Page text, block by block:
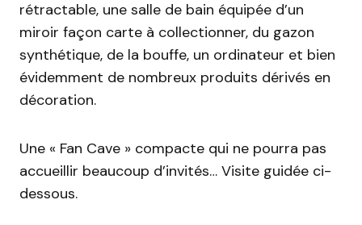
rétractable, une salle de bain équipée d’un
miroir façon carte à collectionner, du gazon
synthétique, de la bouffe, un ordinateur et bien
évidemment de nombreux produits dérivés en
décoration.
Une « Fan Cave » compacte qui ne pourra pas
accueillir beaucoup d’invités… Visite guidée ci-
dessous.